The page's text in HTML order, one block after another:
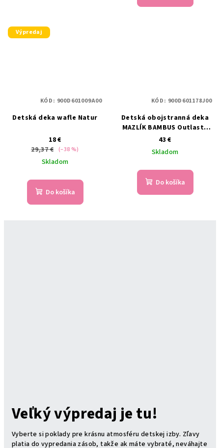
Výpredaj
Detská deka wafle Natur
18 €
29,37 € (–38 %)
Skladom
Do košíka
KÓD: 900D601009A00
Detská obojstranná deka
MAZLÍK BAMBUS Outlast®
medová
43 €
Skladom
Do košíka
KÓD: 900D601178J00
Veľký výpredaj je tu!
Vyberte si poklady pre krásnu atmosféru detskej izby. Zľavy
platia do vypredania zásob, takže ak máte vybraté, neváhajte